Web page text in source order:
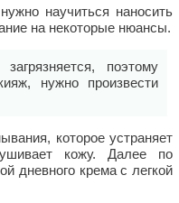
научиться наносить
на некоторые нюансы.
поэтому
нужно произвести
которое устраняет
кожу. Далее по
дневного крема с легкой